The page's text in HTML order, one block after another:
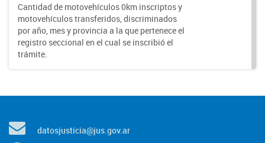
Cantidad de motovehículos 0km inscriptos y
motovehículos transferidos, discriminados
por año, mes y provincia a la que pertenece el
registro seccional en el cual se inscribió el
trámite.
datosjusticia@jus.gov.ar